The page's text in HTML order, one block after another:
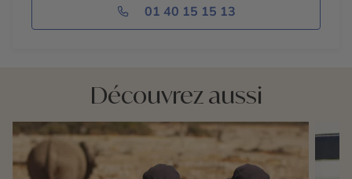
01 40 15 15 13
Découvrez aussi